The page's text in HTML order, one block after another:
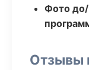
Фото до/
Отзывы